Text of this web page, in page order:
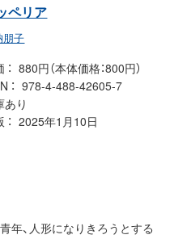
ペリア
朋子
880円（本体価格：800円）
978-4-488-42605-7
あり
2025年1月10日
年、人形になりきろうとする